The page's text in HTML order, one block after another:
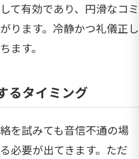
て有効であり、円滑なコミ
ります。冷静かつ礼儀正し
ます。
るタイミング
を試みても音信不通の場
必要が出てきます。ただ